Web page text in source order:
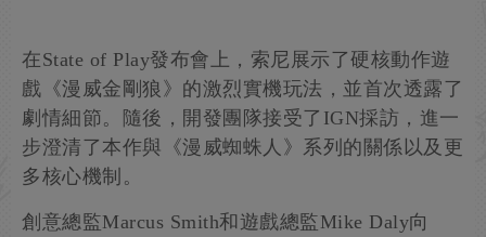
在State of Play發布會上，索尼展示了硬核動作遊
戲《漫威金剛狼》的激烈實機玩法，並首次透露了
劇情細節。隨後，開發團隊接受了IGN採訪，進一
步澄清了本作與《漫威蜘蛛人》系列的關係以及更
多核心機制。
創意總監Marcus Smith和遊戲總監Mike Daly向